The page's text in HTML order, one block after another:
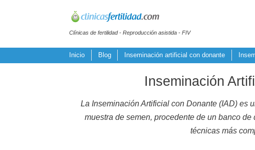
Clínicas de fertilidad - Reproducción asistida - FIV
Inicio Blog Inseminación artificial con donante
Inseminación
La Inseminación Artificial con Donante (IAD) es
muestra de semen, procedente de un banco
técnicas más